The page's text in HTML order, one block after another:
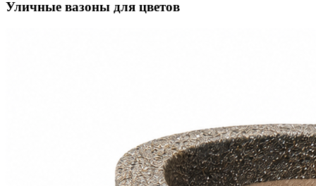
Уличные вазоны для цветов